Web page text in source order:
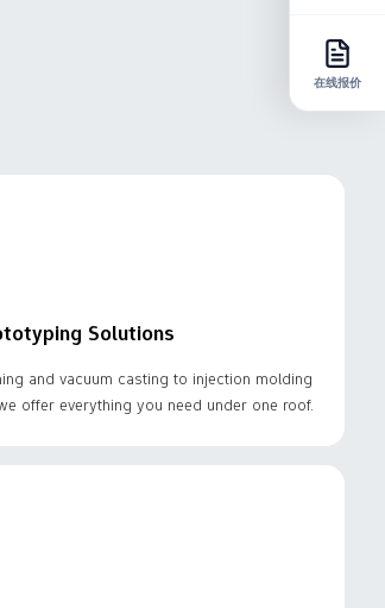
Solutions
and vacuum casting to injection molding
offer everything you need under one roof.
在线报价